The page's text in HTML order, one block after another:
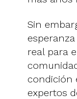
Sin
real para
condición
expertos